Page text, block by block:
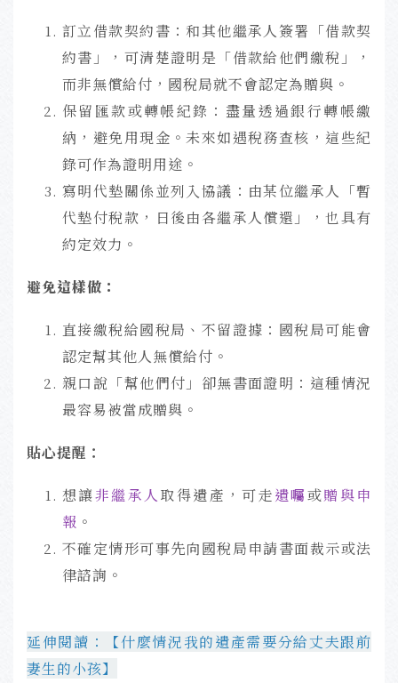
訂立借款契約書：和其他繼承人簽署「借款契
約書」，可清楚證明是「借款給他們繳稅」，
而非無償給付，國稅局就不會認定為贈與。
保留匯款或轉帳紀錄：盡量透過銀行轉帳繳
納，避免用現金。未來如遇稅務查核，這些紀
錄可作為證明用途。
寫明代墊關係並列入協議：由某位繼承人「暫
代墊付稅款，日後由各繼承人償還」，也具有
約定效力。
避免這樣做：
直接繳稅給國稅局、不留證據：國稅局可能會
認定幫其他人無償給付。
親口說「幫他們付」卻無書面證明：這種情況
最容易被當成贈與。
貼心提醒：
想讓非繼承人取得遺產，可走遺囑或贈與申
報 。
不確定情形可事先向國稅局申請書面裁示或法
律諮詢。
延伸閱讀：【什麼情況我的遺產需要分給丈夫跟前
妻生的小孩】